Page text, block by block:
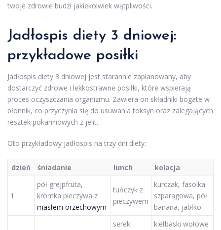
twoje zdrowie budzi jakiekolwiek wątpliwości.
Jadłospis diety 3 dniowej:
przykładowe posiłki
Jadłospis diety 3 dniowej jest starannie zaplanowany, aby
dostarczyć zdrowe i lekkostrawne posiłki, które wspierają
proces oczyszczania organizmu. Zawiera on składniki bogate w
błonnik, co przyczynia się do usuwania toksyn oraz zalegających
resztek pokarmowych z jelit.
Oto przykładowy jadłospis na trzy dni diety:
dzień śniadanie lunch kolacja
1
pół grejpfruta,
kromka pieczywa z
masłem orzechowym
tuńczyk z
pieczywem
kurczak, fasolka
szparagowa, pół
banana, jabłko
serek
kiełbaski wołowe